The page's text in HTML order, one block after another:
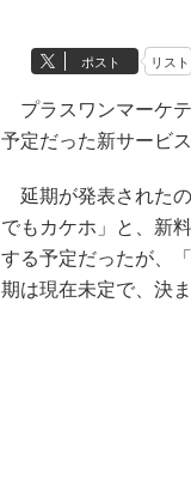
ポスト リスト
プラスワンマーケ
予定だった新サービ
延期が発表された
でもカケホ」と、新
する予定だったが、
期は現在未定で、決